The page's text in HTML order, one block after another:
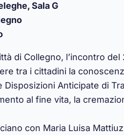
Sala G
di Collegno, l’incontro del
tra i cittadini la
Anticipate di
al fine vita, la
con Maria Luisa